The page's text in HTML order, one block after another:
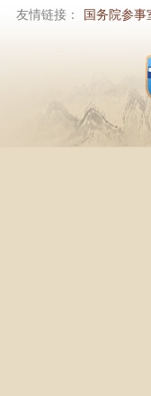
友情链接： 国务院参事